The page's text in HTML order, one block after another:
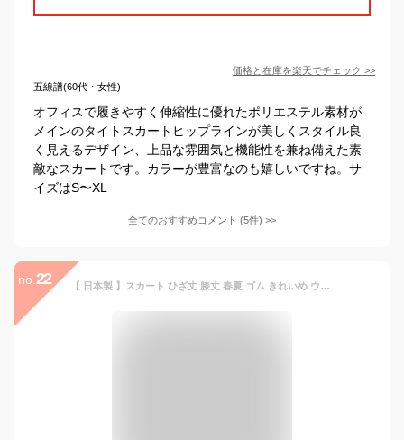
価格と在庫を楽天でチェック >>
五線譜(60代・女性)
オフィスで履きやすく伸縮性に優れたポリエステル素材が
メインのタイトスカートヒップラインが美しくスタイル良
く見えるデザイン、上品な雰囲気と機能性を兼ね備えた素
敵なスカートです。カラーが豊富なのも嬉しいですね。サ
イズはS〜XL
全てのおすすめコメント (5件) >
no. 22 【 日本製 】スカート ひざ丈 膝丈 春夏 ゴム きれいめ ウエストゴム 仕事 オフィス 入学式 ママ 卒業式 七五三 お宮参り 謝恩会 発表会 結婚式 同窓会 セレモニー【Wゴムふんわりスカート】＜5263＞ クリーズ Clease